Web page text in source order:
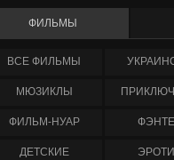
ФИЛЬМЫ
ФИЛЬМЫ
МЮЗИКЛЫ
ФИЛЬМ-НУАР
ДЕТСКИЕ